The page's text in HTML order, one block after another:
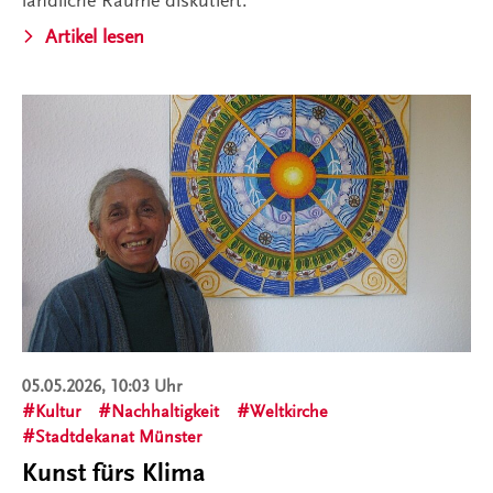
Artikel lesen
05.05.2026, 10:03 Uhr
Kultur
Nachhaltigkeit
Weltkirche
Stadtdekanat Münster
Kunst fürs Klima